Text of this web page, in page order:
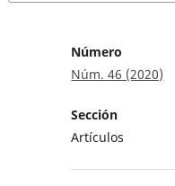
Número
Núm. 46 (2020)
Sección
Artículos